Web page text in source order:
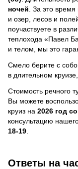
ночей За это время
и озер, лесов и
поучаствуете в
теплохода «Павел
и телом, мы это
Смело берите с
в длительном
Стоимость речного
Вы можете
круиз на 2026 год
консультацию
18-19
Ответы на